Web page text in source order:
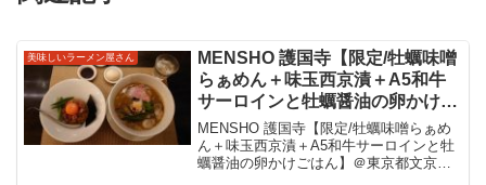
美味しいラーメン屋さん
MENSHO 護国寺【限定/牡蠣味噌
らぁめん＋味玉西京漬＋A5和牛
サーロインと牡蠣醤油の卵かけご
はん】＠東京都文京区護国寺駅
広島牡蠣を駿河の相白味噌と合わ
せて味噌ダレに鶏清湯スープをそ
MENSHO 護国寺【限定/牡蠣味噌らぁめ
ん＋味玉西京漬＋A5和牛サーロインと牡
蠣醤油の卵かけごはん】＠東京都文京区